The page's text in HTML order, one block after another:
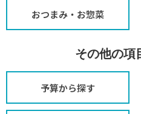
おつまみ・お惣菜
その他の項
予算から探す